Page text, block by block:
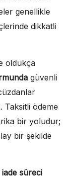
genellikle
dikkatli
oldukça
güvenli
Taksitli ödeme
bir yoludur;
bir şekilde
iade süreci